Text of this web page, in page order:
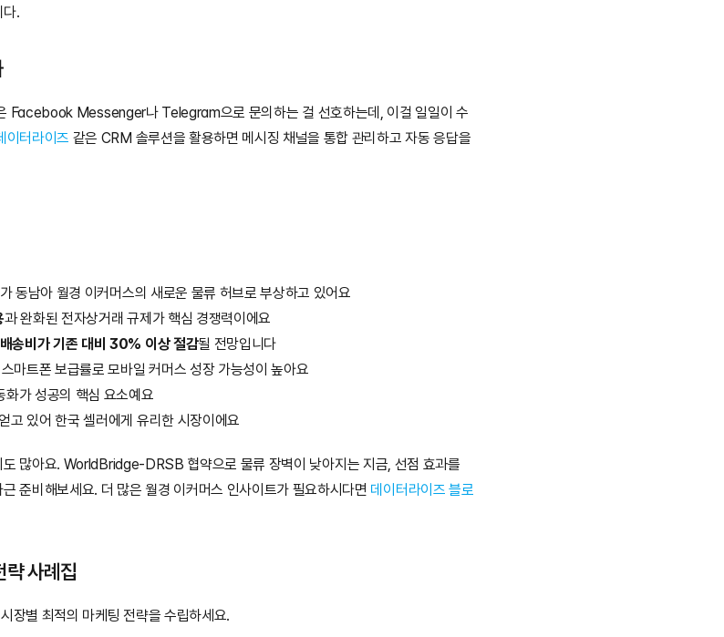
다.
Facebook Messenger나 Telegram으로 문의하는 걸 선호하는데, 이걸 일일이 수
이터라이즈 같은 CRM 솔루션을 활용하면 메시징 채널을 통합 관리하고 자동 응답을
동남아 월경 이커머스의 새로운 물류 허브로 부상하고 있어요
과 완화된 전자상거래 규제가 핵심 경쟁력이에요
송비가 기존 대비 30% 이상 절감될 전망입니다
마트폰 보급률로 모바일 커머스 성장 가능성이 높아요
가 성공의 핵심 요소예요
고 있어 한국 셀러에게 유리한 시장이에요
많아요. WorldBridge-DRSB 협약으로 물류 장벽이 낮아지는 지금, 선점 효과를
준비해보세요. 더 많은 월경 이커머스 인사이트가 필요하시다면 데이터라이즈 블로
사례집
장별 최적의 마케팅 전략을 수립하세요.